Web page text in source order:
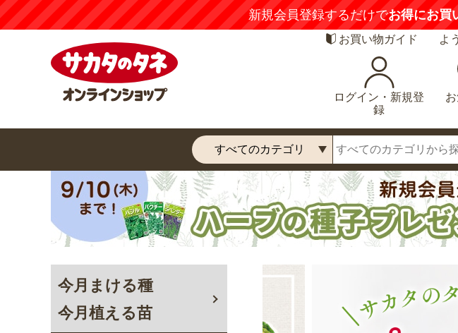
新規会員登録するだけでお得にお買
お買い物ガイド よ
ログイン・新規登
録
今月まける種
今月植える苗
フォーチュンベゴ
スター 6種セット
6株（6種×1株）1
昨年秋に植え、豪華に咲い
たフォーチュンベゴニア
が、6月からまたモリモリ
と咲いてきました。
冬～春までは軒先に放置で
したが、丈夫です。
パンジー ドラキュ
ラ 見計らいミック
ス 5株1組
パンジー ドラキュラとハボ
タン マジックロードを植え
ました。
ビオラ ポンゼヴェ
ールCOCO コット
ンピンク 2株1組
新商品としてラインナップ
させていただきました
ビオラ ポンゼヴェール
COCO コットンピンク、バ
パンジー 神戸べっぴんさん
ブラックメタリック、ブラ
ハボタン カラーマジックを
寄せ植えにしました。
ラスボス
5枚1組
他の誘引シー
部分のベタつ
で、設置する
分が手や指に
快感が他の誘
もの！紙製な
クなのもおす